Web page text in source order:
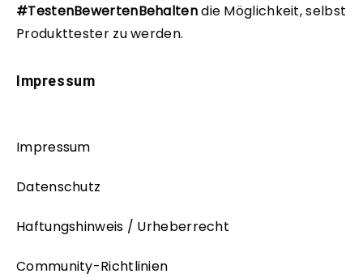
#TestenBewertenBehaltendie Möglichkeit, selbst
Produkttester zu werden.
Impressum
Impressum
Datenschutz
Haftungshinweis / Urheberrecht
Community-Richtlinien